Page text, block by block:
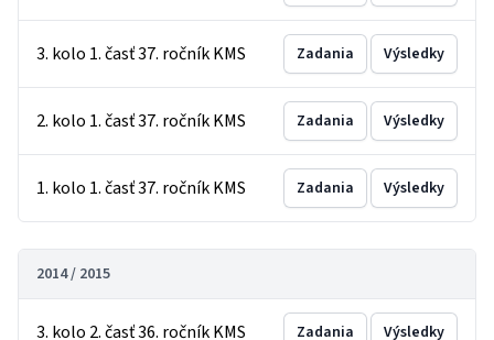
3. kolo 1. časť 37. ročník KMS Zadania Výsledky
2. kolo 1. časť 37. ročník KMS Zadania Výsledky
1. kolo 1. časť 37. ročník KMS Zadania Výsledky
2014 / 2015
3. kolo 2. časť 36. ročník KMS Zadania Výsledky